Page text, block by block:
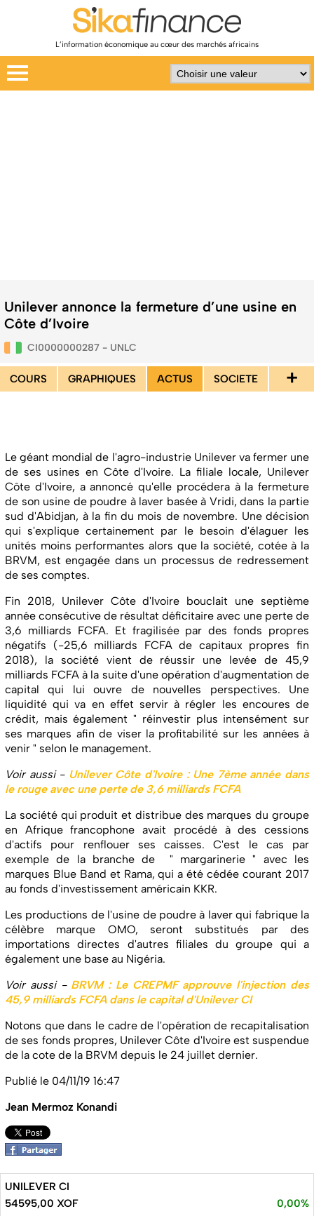
L’information économique au cœur des marchés africains
Unilever annonce la fermeture d’une usine en
Côte d’Ivoire
CI0000000287 - UNLC
COURS GRAPHIQUES ACTUS SOCIETE +
Le géant mondial de l'agro-industrie Unilever va fermer une
de ses usines en Côte d'Ivoire. La filiale locale, Unilever
Côte d'Ivoire, a annoncé qu'elle procédera à la fermeture
de son usine de poudre à laver basée à Vridi, dans la partie
sud d'Abidjan, à la fin du mois de novembre. Une décision
qui s'explique certainement par le besoin d'élaguer les
unités moins performantes alors que la société, cotée à la
BRVM, est engagée dans un processus de redressement
de ses comptes.
Fin 2018, Unilever Côte d'Ivoire bouclait une septième
année consécutive de résultat déficitaire avec une perte de
3,6 milliards FCFA. Et fragilisée par des fonds propres
négatifs (-25,6 milliards FCFA de capitaux propres fin
2018), la société vient de réussir une levée de 45,9
milliards FCFA à la suite d'une opération d'augmentation de
capital qui lui ouvre de nouvelles perspectives. Une
liquidité qui va en effet servir à régler les encoures de
crédit, mais également " réinvestir plus intensément sur
ses marques afin de viser la profitabilité sur les années à
venir " selon le management.
Voir aussi - Unilever Côte d'Ivoire : Une 7ème année dans
le rouge avec une perte de 3,6 milliards FCFA
La société qui produit et distribue des marques du groupe
en Afrique francophone avait procédé à des cessions
d'actifs pour renflouer ses caisses. C'est le cas par
exemple de la branche de " margarinerie " avec les
marques Blue Band et Rama, qui a été cédée courant 2017
au fonds d'investissement américain KKR.
Les productions de l'usine de poudre à laver qui fabrique la
célèbre marque OMO, seront substitués par des
importations directes d'autres filiales du groupe qui a
également une base au Nigéria.
Voir aussi - BRVM : Le CREPMF approuve l'injection des
45,9 milliards FCFA dans le capital d'Unilever CI
Notons que dans le cadre de l'opération de recapitalisation
de ses fonds propres, Unilever Côte d'Ivoire est suspendue
de la cote de la BRVM depuis le 24 juillet dernier.
Publié le 04/11/19 16:47
Jean Mermoz Konandi
UNILEVER CI
54595,00 XOF
0,00%